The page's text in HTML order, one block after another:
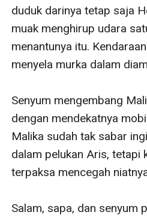
duduk darinya tetap saja
muak menghirup udara
menantunya itu.
menyela murka dalam
Senyum mengembang
dengan mendekatnya
Malika sudah tak sabar
dalam pelukan Aris, tetapi
terpaksa mencegah
Salam, sapa, dan senyum